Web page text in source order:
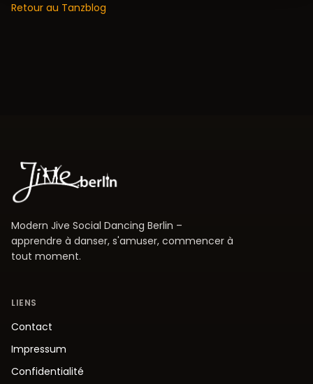
Retour au Tanzblog
Modern Jive Social Dancing Berlin –
apprendre à danser, s'amuser, commencer à
tout moment.
LIENS
Contact
Impressum
Confidentialité